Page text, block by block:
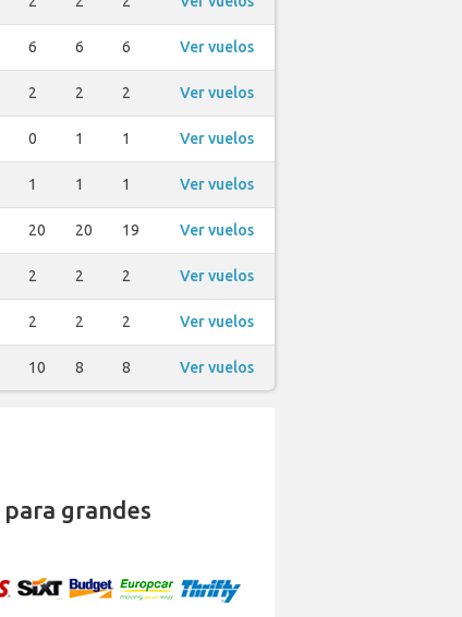
6 6 6 Ver vuelos
2 2 2 Ver vuelos
0 1 1 Ver vuelos
1 1 1 Ver vuelos
20 20 19 Ver vuelos
2 2 2 Ver vuelos
2 2 2 Ver vuelos
10 8 8 Ver vuelos
para grandes